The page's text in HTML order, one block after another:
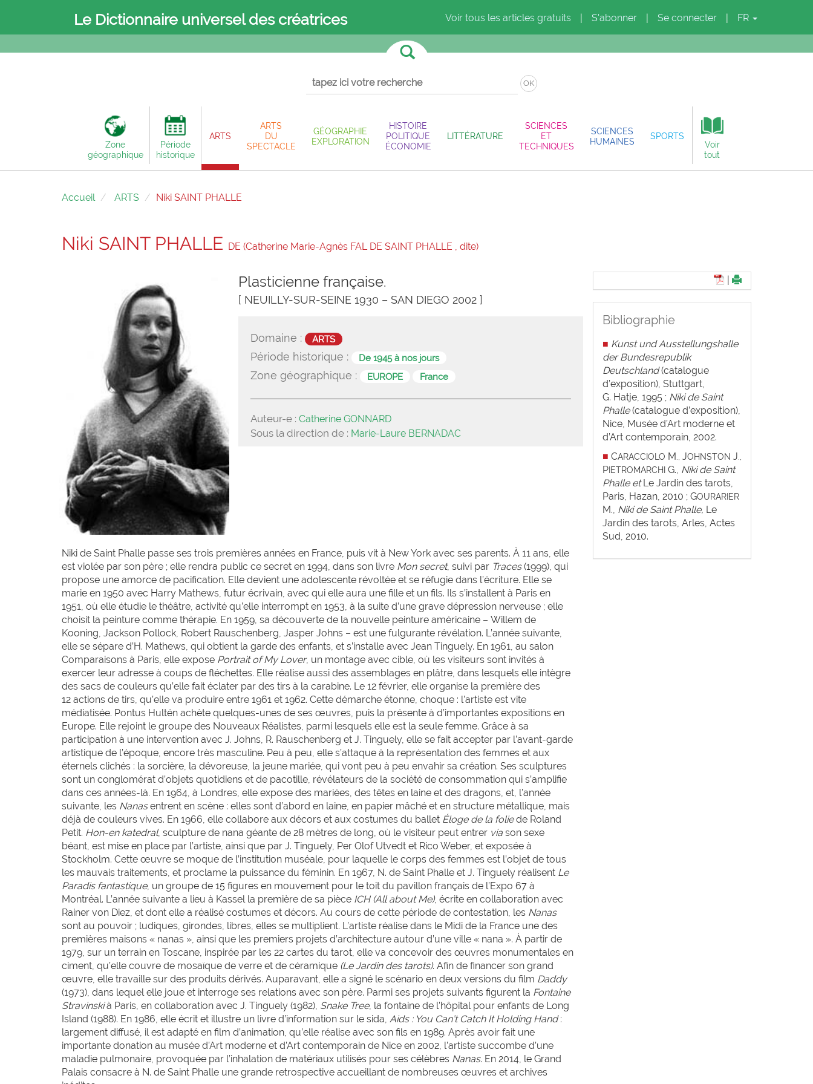
Le Dictionnaire universel des créatrices Voir tous les articles gratuits S'abonner Se connecter FR
OK
Zone
géographique
Période
historique
ARTS
ARTS
DU
SPECTACLE
GÉOGRAPHIE
EXPLORATION
HISTOIRE
POLITIQUE
ÉCONOMIE
LITTÉRATURE
SCIENCES
ET
TECHNIQUES
SCIENCES
HUMAINES
SPORTS
Voir
tout
Accueil ARTS Niki SAINT PHALLE
Niki SAINT PHALLE DE (Catherine Marie-Agnès FAL DE SAINT PHALLE , dite)
Plasticienne française.
[ NEUILLY-SUR-SEINE 1930 – SAN DIEGO 2002 ]
Domaine : ARTS
Période historique : De 1945 à nos jours
Zone géographique : EUROPE France
Auteur-e :Catherine GONNARD
Sous la direction de : Marie-Laure BERNADAC
Niki de Saint Phalle passe ses trois premières années en France, puis vit à New York avec ses parents. À 11 ans, elle
est violée par son père ; elle rendra public ce secret en 1994, dans son livre Mon secret, suivi par Traces(1999), qui
propose une amorce de pacification. Elle devient une adolescente révoltée et se réfugie dans l’écriture. Elle se
marie en 1950 avec Harry Mathews, futur écrivain, avec qui elle aura une fille et un fils. Ils s’installent à Paris en
1951, où elle étudie le théâtre, activité qu’elle interrompt en 1953, à la suite d’une grave dépression nerveuse ; elle
choisit la peinture comme thérapie. En 1959, sa découverte de la nouvelle peinture américaine – Willem de
Kooning, Jackson Pollock, Robert Rauschenberg, Jasper Johns – est une fulgurante révélation. L’année suivante,
elle se sépare d’H. Mathews, qui obtient la garde des enfants, et s’installe avec Jean Tinguely. En 1961, au salon
Comparaisons à Paris, elle expose Portrait of My Lover, un montage avec cible, où les visiteurs sont invités à
exercer leur adresse à coups de fléchettes. Elle réalise aussi des assemblages en plâtre, dans lesquels elle intègre
des sacs de couleurs qu’elle fait éclater par des tirs à la carabine. Le 12 février, elle organise la première des
12 actions de tirs, qu’elle va produire entre 1961 et 1962. Cette démarche étonne, choque : l’artiste est vite
médiatisée. Pontus Hultén achète quelques-unes de ses œuvres, puis la présente à d’importantes expositions en
Europe. Elle rejoint le groupe des Nouveaux Réalistes, parmi lesquels elle est la seule femme. Grâce à sa
participation à une intervention avec J. Johns, R. Rauschenberg et J. Tinguely, elle se fait accepter par l’avant-garde
artistique de l’époque, encore très masculine. Peu à peu, elle s’attaque à la représentation des femmes et aux
éternels clichés : la sorcière, la dévoreuse, la jeune mariée, qui vont peu à peu envahir sa création. Ses sculptures
sont un conglomérat d’objets quotidiens et de pacotille, révélateurs de la société de consommation qui s’amplifie
dans ces années-là. En 1964, à Londres, elle expose des mariées, des têtes en laine et des dragons, et, l’année
suivante, les Nanasentrent en scène : elles sont d’abord en laine, en papier mâché et en structure métallique, mais
déjà de couleurs vives. En 1966, elle collabore aux décors et aux costumes du ballet Éloge de la foliede Roland
Petit. Hon-en katedral, sculpture de nana géante de 28 mètres de long, où le visiteur peut entrer via son sexe
béant, est mise en place par l’artiste, ainsi que par J. Tinguely, Per Olof Utvedt et Rico Weber, et exposée à
Stockholm. Cette œuvre se moque de l’institution muséale, pour laquelle le corps des femmes est l’objet de tous
les mauvais traitements, et proclame la puissance du féminin. En 1967, N. de Saint Phalle et J. Tinguely réalisent Le
Paradis fantastique, un groupe de 15 figures en mouvement pour le toit du pavillon français de l’Expo 67 à
Montréal. L’année suivante a lieu à Kassel la première de sa pièce ICH (All about Me), écrite en collaboration avec
Rainer von Diez, et dont elle a réalisé costumes et décors. Au cours de cette période de contestation, les Nanas
sont au pouvoir ; ludiques, girondes, libres, elles se multiplient. L’artiste réalise dans le Midi de la France une des
premières maisons « nanas », ainsi que les premiers projets d’architecture autour d’une ville « nana ». À partir de
1979, sur un terrain en Toscane, inspirée par les 22 cartes du tarot, elle va concevoir des œuvres monumentales en
ciment, qu’elle couvre de mosaïque de verre et de céramique (Le Jardin des tarots). Afin de financer son grand
œuvre, elle travaille sur des produits dérivés. Auparavant, elle a signé le scénario en deux versions du film Daddy
(1973), dans lequel elle joue et interroge ses relations avec son père. Parmi ses projets suivants figurent la Fontaine
Stravinskià Paris, en collaboration avec J. Tinguely (1982), Snake Tree, la fontaine de l’hôpital pour enfants de Long
Island (1988). En 1986, elle écrit et illustre un livre d’information sur le sida, Aids : You Can’t Catch It Holding Hand:
largement diffusé, il est adapté en film d’animation, qu’elle réalise avec son fils en 1989. Après avoir fait une
importante donation au musée d’Art moderne et d’Art contemporain de Nice en 2002, l’artiste succombe d’une
maladie pulmonaire, provoquée par l’inhalation de matériaux utilisés pour ses célèbres Nanas. En 2014, le Grand
Palais consacre à N. de Saint Phalle une grande retrospective accueillant de nombreuses œuvres et archives
Bibliographie
■ Kunst und Ausstellungshalle
der Bundesrepublik
Deutschland(catalogue
d’exposition), Stuttgart,
G. Hatje, 1995 ; Niki de Saint
Phalle(catalogue d’exposition),
Nice, Musée d’Art moderne et
d’Art contemporain, 2002.
■ CARACCIOLO M JOHNSTON J
PIETROMARCHI G., Niki de Saint
Phalle etLe Jardin des tarots,
Paris, Hazan, 2010 ; GOURARIER
M., Niki de Saint Phalle, Le
Jardin des tarots, Arles, Actes
Sud, 2010.